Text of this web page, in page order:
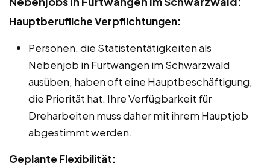
Hauptberufliche Verpflichtungen:
Personen, die Statistentätigkeiten als
Nebenjob in Furtwangen im Schwarzwald
ausüben, haben oft eine Hauptbeschäftigung,
die Priorität hat. Ihre Verfügbarkeit für
Dreharbeiten muss daher mit ihrem Hauptjob
abgestimmt werden.
Geplante Flexibilität: